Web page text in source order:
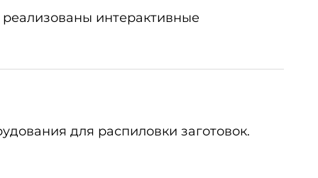
интерактивные
для распиловки заготовок.